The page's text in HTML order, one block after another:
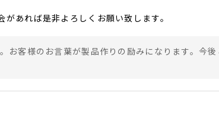
あれば是非よろしくお願い致します。
お客様のお言葉が製品作りの励みになります。今